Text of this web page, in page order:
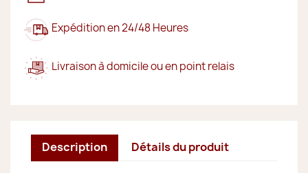
Expédition en 24/48 Heures
Livraison à domicile ou en point relais
Description Détails du produit